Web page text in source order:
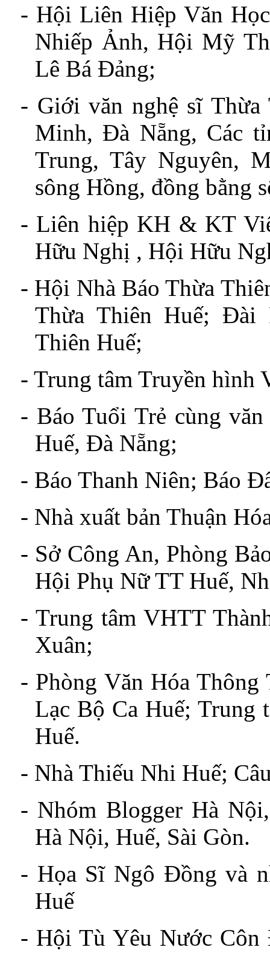
- Hội Liên Hiệp Văn
Nhiếp Ảnh, Hội Mỹ
Lê Bá Đảng;
- Giới văn nghệ sĩ
Minh, Đà Nẵng, Các
Trung, Tây Nguyên,
sông Hồng, đồng bằng
- Liên hiệp KH & KT
Hữu Nghị , Hội Hữu
- Hội Nhà Báo Thừa
Thừa Thiên Huế; Đài
Thiên Huế;
- Trung tâm Truyền hình
- Báo Tuổi Trẻ cùng
Huế, Đà Nẵng;
- Báo Thanh Niên; Báo
- Nhà xuất bản Thuận
- Sở Công An, Phòng
Hội Phụ Nữ TT Huế,
- Trung tâm VHTT
Xuân;
- Phòng Văn Hóa
Lạc Bộ Ca Huế; Trung
Huế.
- Nhà Thiếu Nhi Huế;
- Nhóm Blogger Hà
Hà Nội, Huế, Sài Gòn.
- Họa Sĩ Ngô Đồng và
Huế
- Hội Tù Yêu Nước